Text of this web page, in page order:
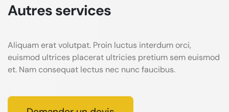
Autres services
Aliquam erat volutpat. Proin luctus interdum orci,
euismod ultrices placerat ultricies pretium sem euismod
et. Nam consequat lectus nec nunc faucibus.